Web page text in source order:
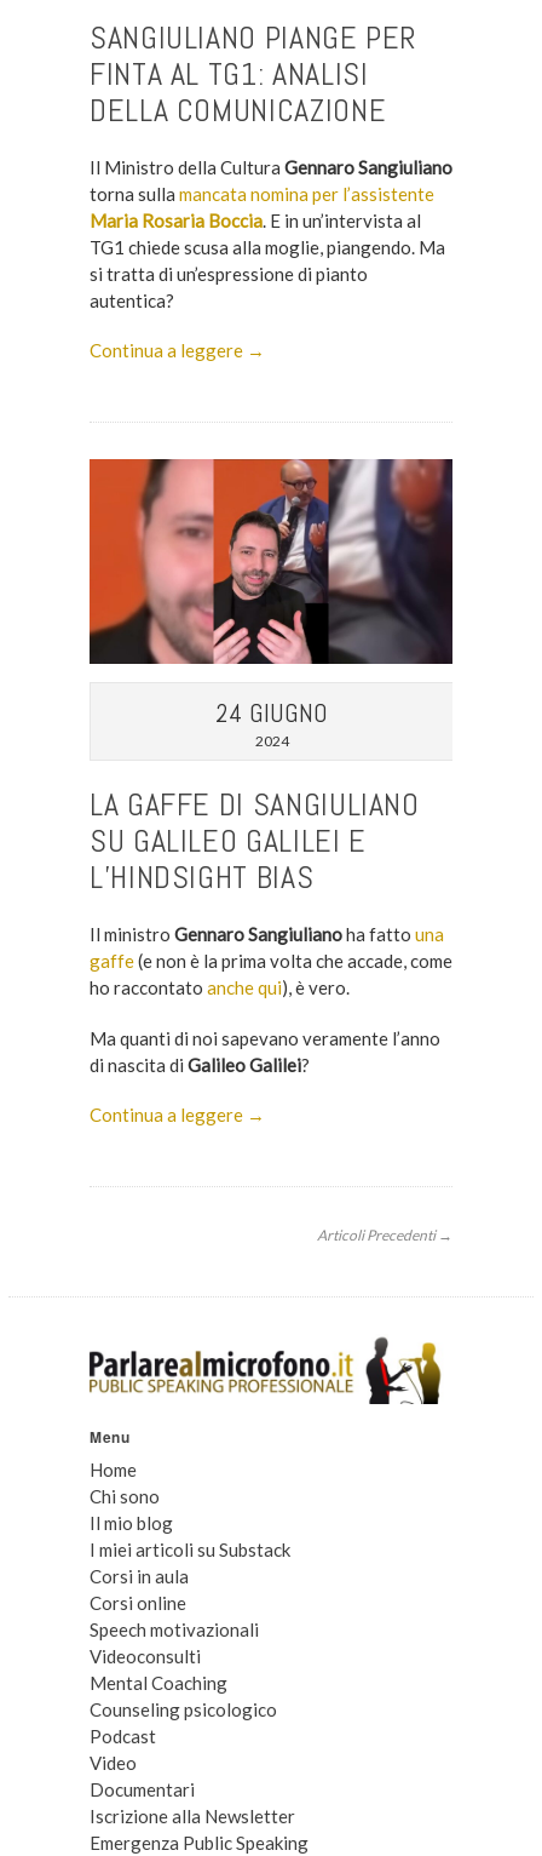
SANGIULIANO PIANGE PER
FINTA AL TG1: ANALISI
DELLA COMUNICAZIONE
Il Ministro della Cultura Gennaro Sangiuliano
torna sulla mancata nomina per l’assistente
Maria Rosaria Boccia. E in un’intervista al
TG1 chiede scusa alla moglie, piangendo. Ma
si tratta di un’espressione di pianto
autentica?
Continua a leggere →
24 GIUGNO
2024
LA GAFFE DI SANGIULIANO
SU GALILEO GALILEI E
L’HINDSIGHT BIAS
Il ministro Gennaro Sangiulianoha fatto una
gaffe(e non è la prima volta che accade, come
ho raccontato anche qui), è vero.
Ma quanti di noi sapevano veramente l’anno
di nascita di Galileo Galilei?
Continua a leggere →
Articoli Precedenti →
Menu
Home
Chi sono
Il mio blog
I miei articoli su Substack
Corsi in aula
Corsi online
Speech motivazionali
Videoconsulti
Mental Coaching
Counseling psicologico
Podcast
Video
Documentari
Iscrizione alla Newsletter
Emergenza Public Speaking